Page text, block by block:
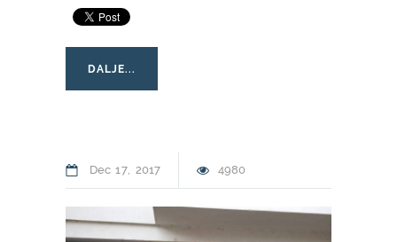
DALJE...
Dec 17 2017 4980